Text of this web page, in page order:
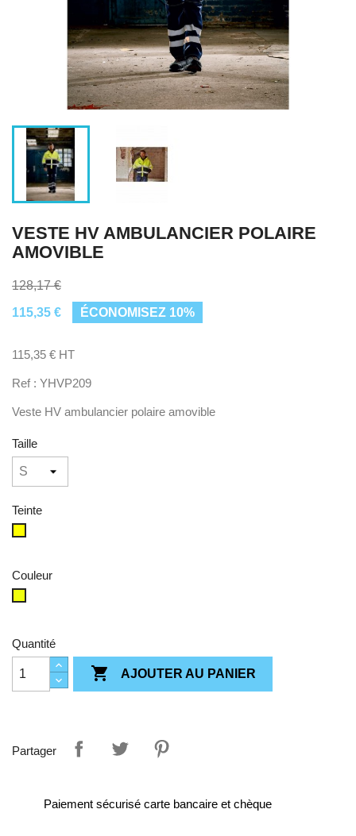
VESTE HV AMBULANCIER POLAIRE
AMOVIBLE
128,17 €
115,35 €
ÉCONOMISEZ 10%
115,35 € HT
Ref : YHVP209
Veste HV ambulancier polaire amovible
Taille
Teinte
Couleur
Quantité
 AJOUTER AU PANIER
Partager
Paiement sécurisé carte bancaire et chèque